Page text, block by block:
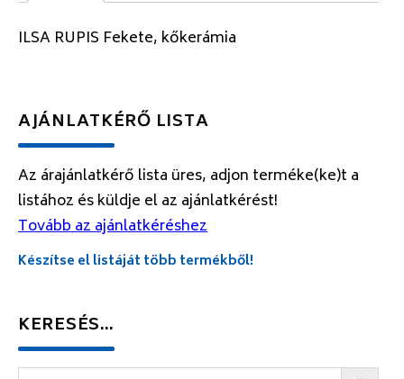
ILSA RUPIS Fekete, kőkerámia
AJÁNLATKÉRŐ LISTA
Az árajánlatkérő lista üres, adjon terméke(ke)t a
listához és küldje el az ajánlatkérést!
Tovább az ajánlatkéréshez
Készítse el listáját több termékből!
KERESÉS…